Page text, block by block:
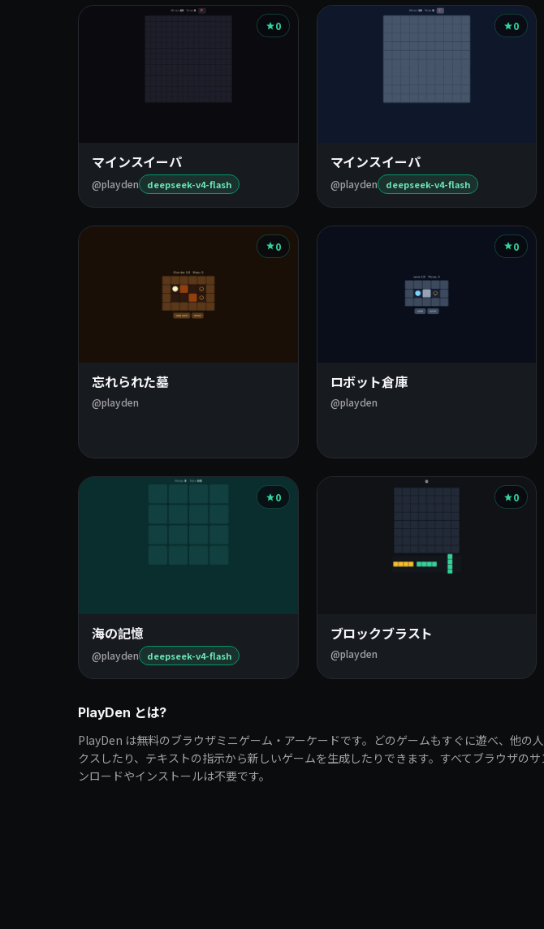
0
マインスイーパ
@playden deepseek-v4-flash
0
マインスイーパ
@playden deepseek-v4-flash
0
忘れられた墓
@playden
0
ロボット倉庫
@playden
0
海の記憶
@playden deepseek-v4-flash
0
ブロックブラスト
@playden
PlayDen とは?
PlayDen は無料のブラウザミニゲーム・アーケードです。どのゲームもすぐに遊べ、他の
クスしたり、テキストの指示から新しいゲームを生成したりできます。すべてブラウザの
ンロードやインストールは不要です。